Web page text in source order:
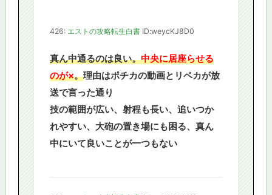
426: エストの攻略転生白書 ID:weycKJ8D0
真ん中通るのは良い。中央に居座らせる
のが×。理由はポチカの動画とリベカが放
送で言った通り
技の範囲が広い、射程も長い、追いつか
れやすい、大砲の置き場にも困る、真ん
中にいて良いことが一つもない